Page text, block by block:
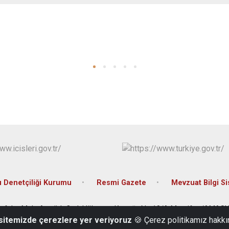
Denetçiliği Kurumu Resmi Gazete Mevzuat Bilgi
Mah. Atatürk Cad. Hükumet Konağı, No:10/A Merzifon/
03585131014
çerezlere yer veriyoruz 🍪 Çerez politikamız